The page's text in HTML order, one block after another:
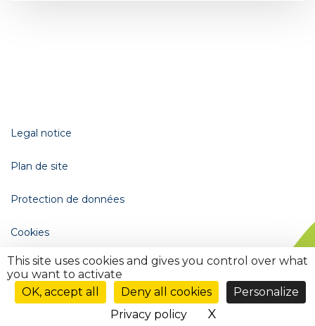
le
menu
Legal notice
Plan de site
Protection de données
Cookies
Gestion des cookies ()
This site uses cookies and gives you control over what
you want to activate
OK, accept all
Deny all cookies
Personalize
Privacy policy
X